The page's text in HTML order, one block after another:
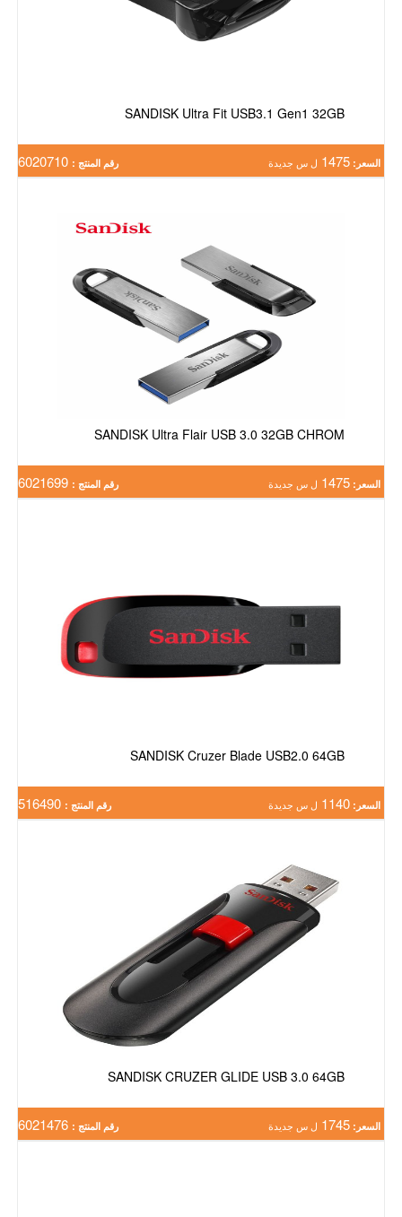
SANDISK Ultra Fit USB3.1 Gen1 32GB
السعر: 1475 ل س جديدة رقم المنتج :
SANDISK Ultra Flair USB 3.0 32GB CHROM
السعر: 1475 ل س جديدة رقم المنتج :
SANDISK Cruzer Blade USB2.0 64GB
السعر: 1140 ل س جديدة رقم المنتج :
SANDISK CRUZER GLIDE USB 3.0 64GB
السعر: 1745 ل س جديدة رقم المنتج :